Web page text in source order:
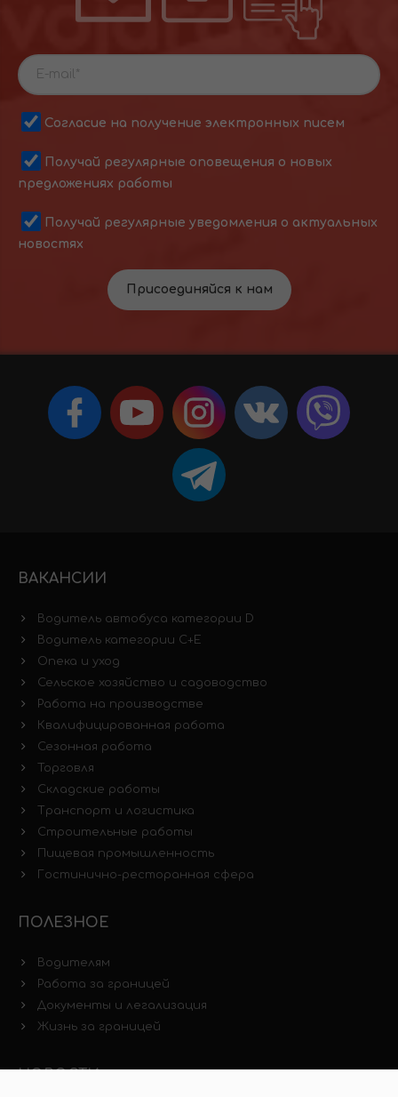
Согласие на получение электронных писем
Получай регулярные оповещения о новых
предложениях работы
Получай регулярные уведомления о актуальных
новостях
Присоединяйся к нам
ВАКАНСИИ
Водитель автобуса категории D
Водитель категории C+E
Опека и уход
Сельское хозяйство и садоводство
Работа на производстве
Квалифицированная работа
Сезонная работа
Торговля
Складские работы
Транспорт и логистика
Строительные работы
Пищевая промышленность
Гостинично-ресторанная сфера
ПОЛЕЗНОЕ
Водителям
Работа за границей
Документы и легализация
Жизнь за границей
НОВОСТИ